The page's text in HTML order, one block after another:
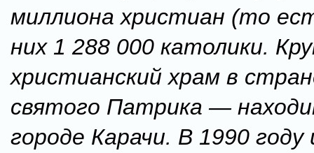
миллиона христиан (то
них 1 288 000 католики.
христианский храм в
святого Патрика —
городе Карачи. В 1990 году